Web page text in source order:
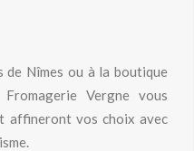
de Nîmes ou à la boutique
Vergne vous
affineront vos choix avec